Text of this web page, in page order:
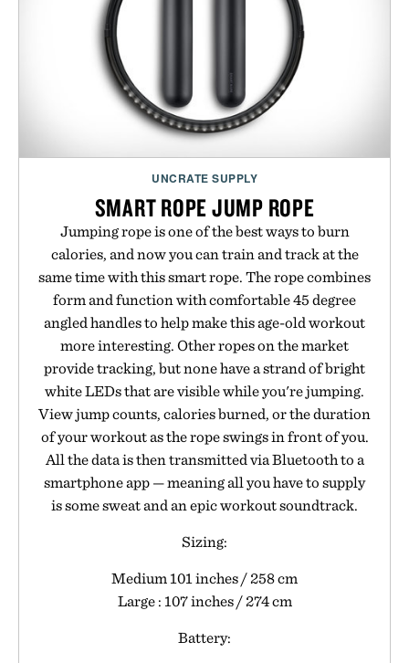
UNCRATE SUPPLY
SMART ROPE JUMP ROPE
Jumping rope is one of the best ways to burn
calories, and now you can train and track at the
same time with this smart rope. The rope combines
form and function with comfortable 45 degree
angled handles to help make this age-old workout
more interesting. Other ropes on the market
provide tracking, but none have a strand of bright
white LEDs that are visible while you're jumping.
View jump counts, calories burned, or the duration
of your workout as the rope swings in front of you.
All the data is then transmitted via Bluetooth to a
smartphone app — meaning all you have to supply
is some sweat and an epic workout soundtrack.
Sizing:
Medium 101 inches / 258 cm
Large : 107 inches / 274 cm
Battery: